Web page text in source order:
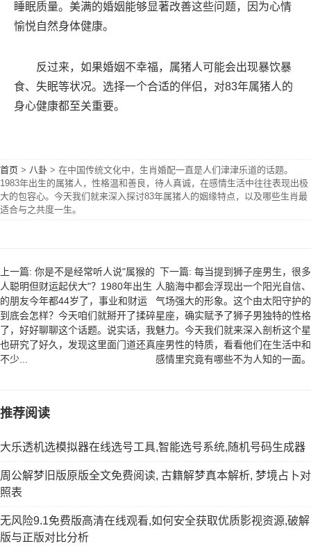
睡眠质量。美满的婚姻能够显著改善这些问题，因为心情
愉悦自然身体健康。
反过来，如果婚姻不幸福，属猪人可能会出现暴饮暴
食、失眠等状况。选择一个合适的伴侣，对83年属猪人的
身心健康都至关重要。
首页 > 八卦 > 在中国传统文化中，生肖婚配一直是人们津津乐道的话题。
1983年出生的属猪人，性格温和善良，待人真诚，在感情生活中往往表现出极
大的包容心。今天我们就来深入探讨83年属猪人的姻缘特点，以及哪些生肖最
适合与之共度一生。
上一篇: 你是不是经常听人说"属猴的
人聪明但财运起伏大"？1980年出生
的朋友今年都44岁了，事业和财运
到底会怎样？今天咱们就掰开了揉碎
了，好好聊聊这个话题。说实话，我
也研究了好久，发现这里面门道还真
不少...
下一篇: 每当提到狮子座男生，很多
人脑海中都会浮现出一个阳光自信、
气场强大的形象。这个由太阳守护的
星座，确实赋予了狮子男独特的性格
魅力。今天我们就来深入剖析这个星
座男性的特质，看看他们在生活中和
感情里究竟有哪些不为人知的一面。
推荐阅读
大乐透机选模拟器在线选号工具,智能选号系统,随机号码生成器
周公解梦旧版原版全文免费阅读, 古籍解梦真本解析, 梦境占卜对
照表
无风险9.1免费版高清在线观看,如何安全获取优质影视资源,破解
版与正版对比分析